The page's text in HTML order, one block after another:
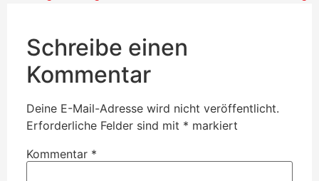
Schreibe einen
Kommentar
Deine E-Mail-Adresse wird nicht veröffentlicht.
Erforderliche Felder sind mit * markiert
Kommentar *